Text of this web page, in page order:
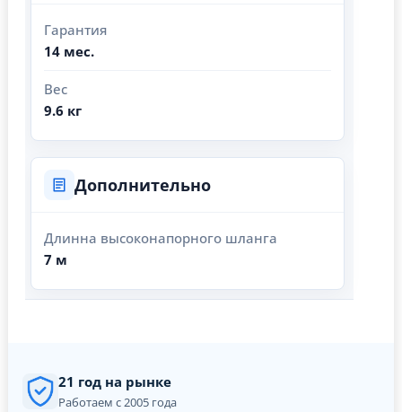
Гарантия
14 мес.
Вес
9.6 кг
Дополнительно
Длинна высоконапорного шланга
7 м
21 год на рынке
Работаем с 2005 года